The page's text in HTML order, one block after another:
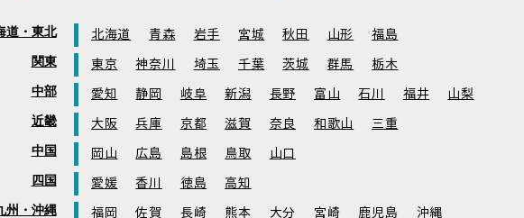
道・東北 北海道 青森 岩手 宮城 秋田 山形 福島
関東 東京 神奈川 埼玉 千葉 茨城 群馬 栃木
中部 愛知 静岡 岐阜 新潟 長野 富山 石川 福井 山梨
近畿 大阪 兵庫 京都 滋賀 奈良 和歌山 三重
中国 岡山 広島 島根 鳥取 山口
四国 愛媛 香川 徳島 高知
州・沖縄 福岡 佐賀 長崎 熊本 大分 宮崎 鹿児島 沖縄